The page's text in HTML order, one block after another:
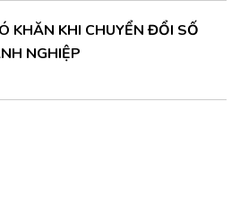
KHĂN KHI CHUYỂN ĐỔI SỐ
NGHIỆP